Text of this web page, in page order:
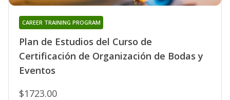
Plan de Estudios del Curso de
Certificación de Organización de Bodas y
Eventos
CAREER TRAINING PROGRAM
$1723.00